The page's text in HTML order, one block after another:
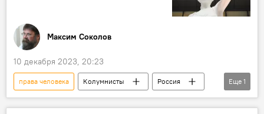
Максим Соколов
10 декабря 2023, 20:23
права человека Колумнисты
Россия
Запад
Еще 1